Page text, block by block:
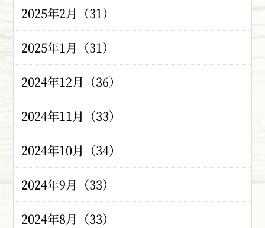
2025年2月（31）
2025年1月（31）
2024年12月（36）
2024年11月（33）
2024年10月（34）
2024年9月（33）
2024年8月（33）